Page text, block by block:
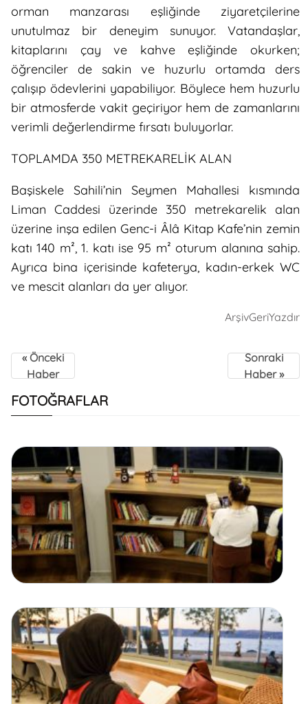
orman manzarası eşliğinde ziyaretçilerine
unutulmaz bir deneyim sunuyor. Vatandaşlar,
kitaplarını çay ve kahve eşliğinde okurken;
öğrenciler de sakin ve huzurlu ortamda ders
çalışıp ödevlerini yapabiliyor. Böylece hem huzurlu
bir atmosferde vakit geçiriyor hem de zamanlarını
verimli değerlendirme fırsatı buluyorlar.
TOPLAMDA 350 METREKARELİK ALAN
Başiskele Sahili’nin Seymen Mahallesi kısmında
Liman Caddesi üzerinde 350 metrekarelik alan
üzerine inşa edilen Genc-i Âlâ Kitap Kafe’nin zemin
katı 140 m², 1. katı ise 95 m² oturum alanına sahip.
Ayrıca bina içerisinde kafeterya, kadın-erkek WC
ve mescit alanları da yer alıyor.
ArşivGeriYazdır
« Önceki
Haber
Sonraki
Haber »
FOTOĞRAFLAR